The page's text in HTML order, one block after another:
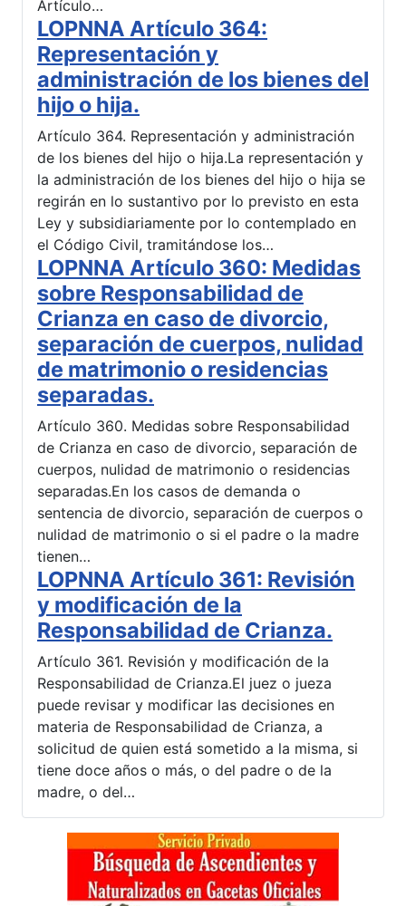
Artículo…
LOPNNA Artículo 364:
Representación y
administración de los bienes del
hijo o hija.
Artículo 364. Representación y administración
de los bienes del hijo o hija.La representación y
la administración de los bienes del hijo o hija se
regirán en lo sustantivo por lo previsto en esta
Ley y subsidiariamente por lo contemplado en
el Código Civil, tramitándose los…
LOPNNA Artículo 360: Medidas
sobre Responsabilidad de
Crianza en caso de divorcio,
separación de cuerpos, nulidad
de matrimonio o residencias
separadas.
Artículo 360. Medidas sobre Responsabilidad
de Crianza en caso de divorcio, separación de
cuerpos, nulidad de matrimonio o residencias
separadas.En los casos de demanda o
sentencia de divorcio, separación de cuerpos o
nulidad de matrimonio o si el padre o la madre
tienen…
LOPNNA Artículo 361: Revisión
y modificación de la
Responsabilidad de Crianza.
Artículo 361. Revisión y modificación de la
Responsabilidad de Crianza.El juez o jueza
puede revisar y modificar las decisiones en
materia de Responsabilidad de Crianza, a
solicitud de quien está sometido a la misma, si
tiene doce años o más, o del padre o de la
madre, o del…